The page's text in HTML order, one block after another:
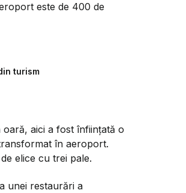
este de 400 de
turism
oară, aici a fost înființată o
în aeroport.
elice cu trei pale.
unei restaurări a